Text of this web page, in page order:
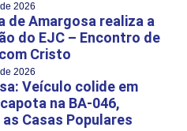
2026
de Amargosa realiza a
do EJC – Encontro de
Cristo
2026
Veículo colide em
na BA-046,
Casas Populares